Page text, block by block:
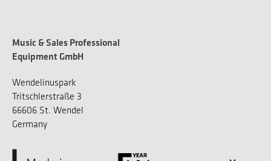
Music & Sales Professional
Equipment GmbH
Wendelinuspark
Tritschlerstraße 3
66606 St. Wendel
Germany